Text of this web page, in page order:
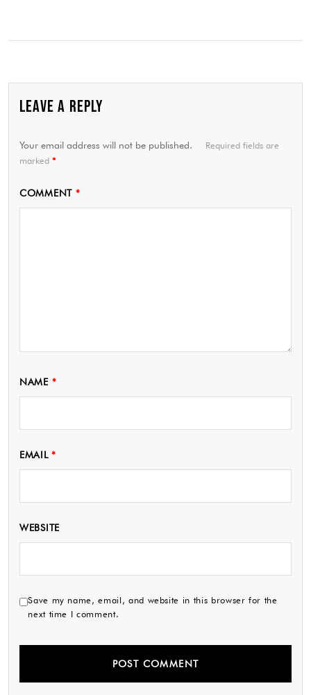
LEAVE A REPLY
Your email address will not be published.
Required fields are
marked *
COMMENT *
NAME *
EMAIL*
WEBSITE
Save my name, email, and website in this browser for the
next time I comment.